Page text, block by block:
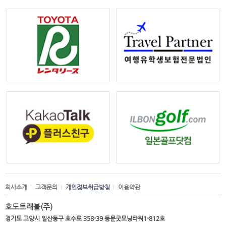
회사소개 고객문의 개인정보취급방침 이용약관
호도트래블(주)
경기도 고양시 일산동구 호수로 358-39 동문굿모닝타워1-812호